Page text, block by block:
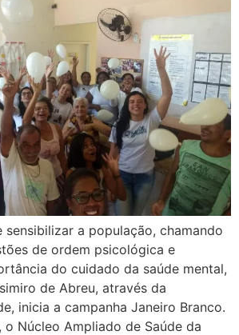
a população, chamando
de ordem psicológica e
do cuidado da saúde mental,
de Abreu, através da
inicia a campanha Janeiro Branco.
o Núcleo Ampliado de Saúde da